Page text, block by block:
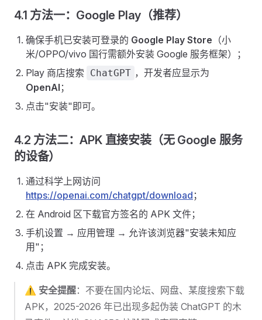
4.1 方法一：Google Play（推荐）
确保手机已安装可登录的 Google Play Store （小
米/OPPO/vivo 国行需额外安装 Google 服务框架）；
Play 商店搜索
ChatGPT ，开发者应显示为
OpenAI ；
点击"安装"即可。
4.2 方法二：APK 直接安装（无 Google 服务
的设备）
通过科学上网访问
https://openai.com/chatgpt/download ；
在 Android 区下载官方签名的 APK 文件；
手机设置 → 应用管理 → 允许该浏览器"安装未知应
用"；
点击 APK 完成安装。
⚠️ 安全提醒：不要在国内论坛、网盘、某度搜索下载
APK，2025-2026 年已出现多起伪装 ChatGPT 的木